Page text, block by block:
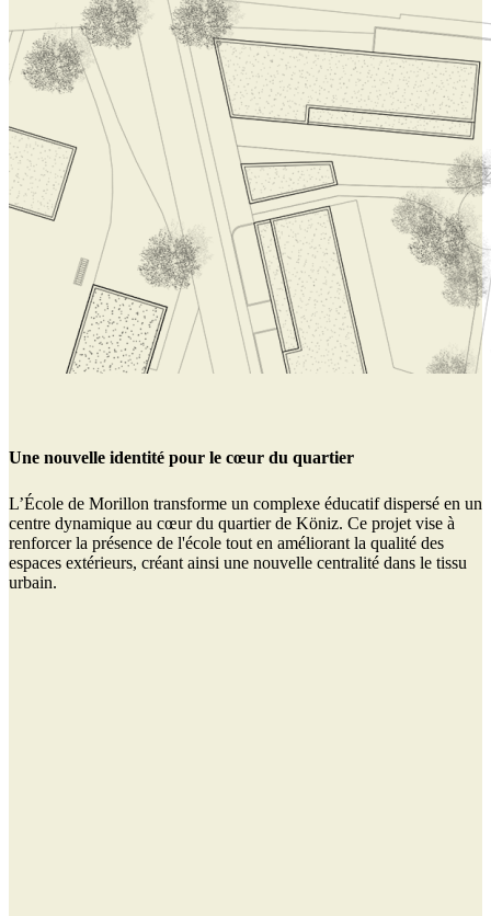
Une nouvelle identité pour le cœur du quartier
L’École de Morillon transforme un complexe éducatif dispersé en un
centre dynamique au cœur du quartier de Köniz. Ce projet vise à
renforcer la présence de l'école tout en améliorant la qualité des
espaces extérieurs, créant ainsi une nouvelle centralité dans le tissu
urbain.